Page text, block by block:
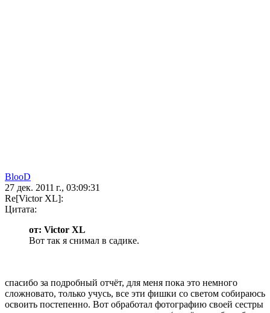
BlooD
27 дек. 2011 г., 03:09:31
Re[Victor XL]:
Цитата:
от: Victor XL
Вот так я снимал в садике.
спасибо за подробный отчёт, для меня пока это немного
сложновато, только учусь, все эти фишки со светом собираюсь
освоить постепенно. Вот обработал фотографию своей сестры